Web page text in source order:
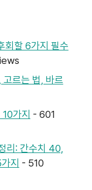
회할 6가지 필수
르는 법, 바르
가지 - 601
리: 간수치 40,
지 - 510